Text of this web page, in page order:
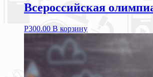
Всероссийская
Р300.00 В корзину